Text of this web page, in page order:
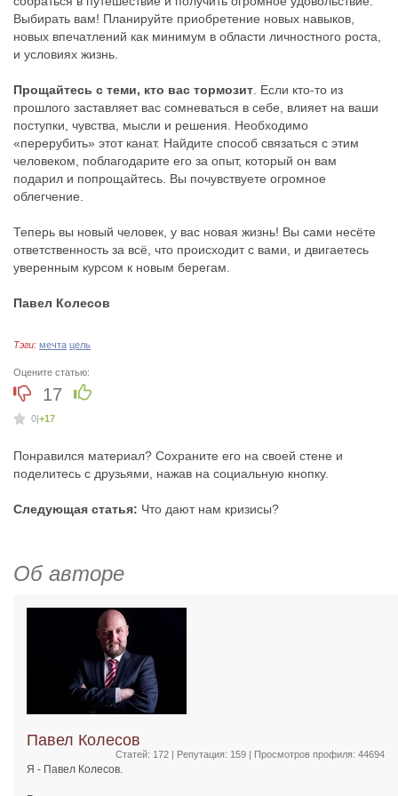
Выбирать вам! Планируйте приобретение новых навыков,
новых впечатлений как минимум в области личностного роста,
и условиях жизнь.
Прощайтесь с теми, кто вас тормозит . Если кто-то из
прошлого заставляет вас сомневаться в себе, влияет на ваши
поступки, чувства, мысли и решения. Необходимо
«перерубить» этот канат. Найдите способ связаться с этим
человеком, поблагодарите его за опыт, который он вам
подарил и попрощайтесь. Вы почувствуете огромное
облегчение.
Теперь вы новый человек, у вас новая жизнь! Вы сами несёте
ответственность за всё, что происходит с вами, и двигаетесь
уверенным курсом к новым берегам.
Павел Колесов
Тэги: мечта цель
Оцените статью:
17
0|+17
Понравился материал? Сохраните его на своей стене и
поделитесь с друзьями, нажав на социальную кнопку.
Следующая статья: Что дают нам кризисы?
Об авторе
Павел Колесов
Статей: 172 | Репутация: 159 | Просмотров профиля: 44694
Я - Павел Колесов.